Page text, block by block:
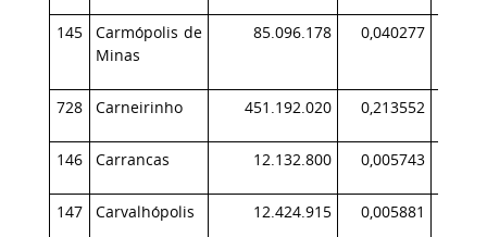
145
Carmópolis de
Minas
85.096.178 0,040277
728 Carneirinho 451.192.020 0,213552
146 Carrancas 12.132.800 0,005743
147 Carvalhópolis 12.424.915 0,005881